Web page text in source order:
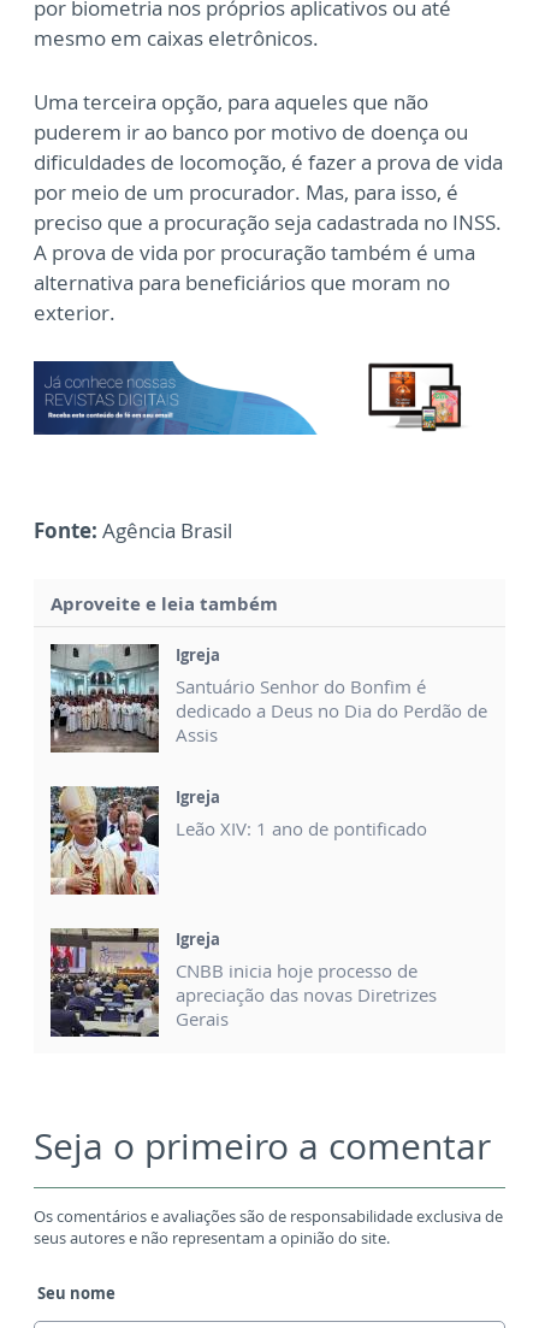
por biometria nos próprios aplicativos ou até
mesmo em caixas eletrônicos.
Uma terceira opção, para aqueles que não
puderem ir ao banco por motivo de doença ou
dificuldades de locomoção, é fazer a prova de vida
por meio de um procurador. Mas, para isso, é
preciso que a procuração seja cadastrada no INSS.
A prova de vida por procuração também é uma
alternativa para beneficiários que moram no
exterior.
Fonte: Agência Brasil
Aproveite e leia também
Igreja
Santuário Senhor do Bonfim é
dedicado a Deus no Dia do Perdão de
Assis
Igreja
Leão XIV: 1 ano de pontificado
Igreja
CNBB inicia hoje processo de
apreciação das novas Diretrizes
Gerais
Seja o primeiro a comentar
Os comentários e avaliações são de responsabilidade exclusiva de
seus autores e não representam a opinião do site.
Seu nome